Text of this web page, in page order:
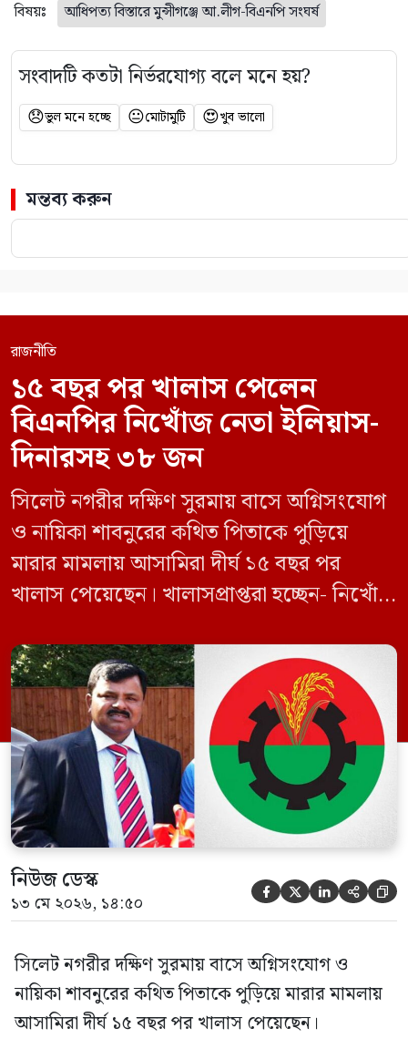
বিষয়ঃ আধিপত্য বিস্তারে মুন্সীগঞ্জে আ.লীগ-বিএনপি সংঘর্ষ
সংবাদটি কতটা নির্ভরযোগ্য বলে মনে হয়?
😞ভুল মনে হচ্ছে 😐মোটামুটি 😍খুব ভালো
মন্তব্য করুন
রাজনীতি
১৫ বছর পর খালাস পেলেন
বিএনপির নিখোঁজ নেতা ইলিয়াস-
দিনারসহ ৩৮ জন
সিলেট নগরীর দক্ষিণ সুরমায় বাসে অগ্নিসংযোগ
ও নায়িকা শাবনুরের কথিত পিতাকে পুড়িয়ে
মারার মামলায় আসামিরা দীর্ঘ ১৫ বছর পর
খালাস পেয়েছেন। খালাসপ্রাপ্তরা হচ্ছেন- নিখোঁজ
ইফতেখার আহমদ দিনারসহ ৩৮ জন নেতাকর্মী।
মঙ্গলবার দুপুরে মামলার দীর্ঘ শুনানি ও সাক্ষ্য-
প্রমাণ জেরা শেষে আসামিরা নির্দোষ প্রমাণিত
হওয়ায় খালাস দেন বিচারক। মানবপাচার […]
নিউজ ডেস্ক
১৩ মে ২০২৬, ১৪:৫০     
সিলেট নগরীর দক্ষিণ সুরমায় বাসে অগ্নিসংযোগ ও
নায়িকা শাবনুরের কথিত পিতাকে পুড়িয়ে মারার মামলায়
আসামিরা দীর্ঘ ১৫ বছর পর খালাস পেয়েছেন।